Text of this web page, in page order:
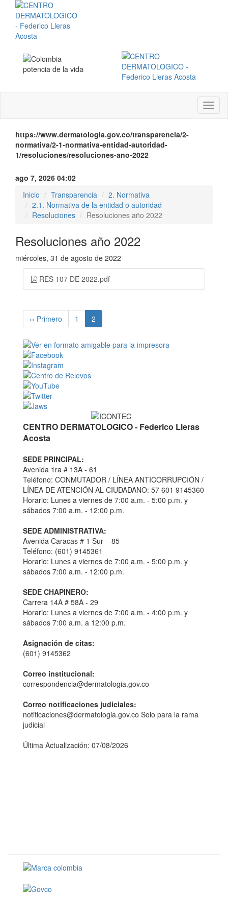
Menú
https://www.dermatologia.gov.co/transparencia/2-
normativa/2-1-normativa-entidad-autoridad-
1/resoluciones/resoluciones-ano-2022
ago 7, 2026 04:02
Inicio
Transparencia
2. Normativa
2.1. Normativa de la entidad o autoridad
Resoluciones
Resoluciones año 2022
Resoluciones año 2022
miércoles, 31 de agosto de 2022
RES 107 DE 2022.pdf
‹‹ Primero 1 2
CENTRO DERMATOLOGICO - Federico Lleras
Acosta
SEDE PRINCIPAL:
Avenida 1ra # 13A - 61
Teléfono: CONMUTADOR / LÍNEA ANTICORRUPCIÓN /
LÍNEA DE ATENCIÓN AL CIUDADANO: 57 601 9145360
Horario: Lunes a viernes de 7:00 a.m. - 5:00 p.m. y
sábados 7:00 a.m. - 12:00 p.m.
SEDE ADMINISTRATIVA:
Avenida Caracas # 1 Sur – 85
Teléfono: (601) 9145361
Horario: Lunes a viernes de 7:00 a.m. - 5:00 p.m. y
sábados 7:00 a.m. - 12:00 p.m.
SEDE CHAPINERO:
Carrera 14A # 58A - 29
Horario: Lunes a viernes de 7:00 a.m. - 4:00 p.m. y
sábados 7:00 a.m. a 12:00 p.m.
Asignación de citas:
(601) 9145362
Correo institucional:
correspondencia@dermatologia.gov.co
Correo notificaciones judiciales:
notificaciones@dermatologia.gov.co Solo para la rama
judicial
Última Actualización: 07/08/2026